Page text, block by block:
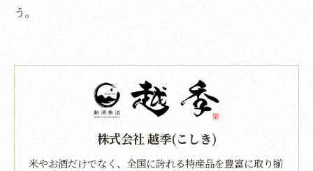
う。
株式会社 越季(こしき)
米やお酒だけでなく、全国に誇れる特産品を豊富に取り揃